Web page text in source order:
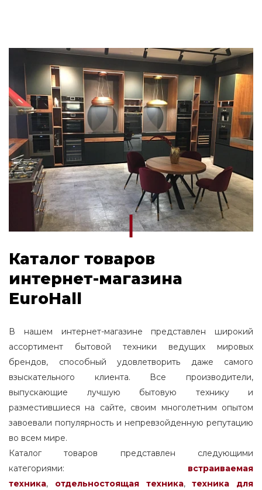
Каталог товаров
интернет-магазина
EuroHall
В нашем интернет-магазине представлен широкий
ассортимент бытовой техники ведущих мировых
брендов, способный удовлетворить даже самого
взыскательного клиента. Все производители,
выпускающие лучшую бытовую технику и
разместившиеся на сайте, своим многолетним опытом
завоевали популярность и непревзойденную репутацию
во всем мире.
Каталог товаров представлен следующими
категориями: встраиваемая
техника, отдельностоящаятехника,
техника для